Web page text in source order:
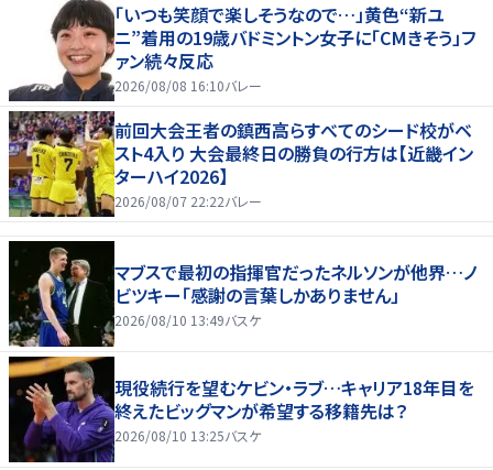
「いつも笑顔で楽しそうなので…」黄色“新ユ
ニ”着用の19歳バドミントン女子に「CMきそう」フ
ァン続々反応
2026/08/08 16:10バレー
前回大会王者の鎮西高らすべてのシード校がベ
スト4入り 大会最終日の勝負の行方は【近畿イン
ターハイ2026】
2026/08/07 22:22バレー
マブスで最初の指揮官だったネルソンが他界…ノ
ビツキー「感謝の言葉しかありません」
2026/08/10 13:49バスケ
現役続行を望むケビン・ラブ…キャリア18年目を
終えたビッグマンが希望する移籍先は？
2026/08/10 13:25バスケ